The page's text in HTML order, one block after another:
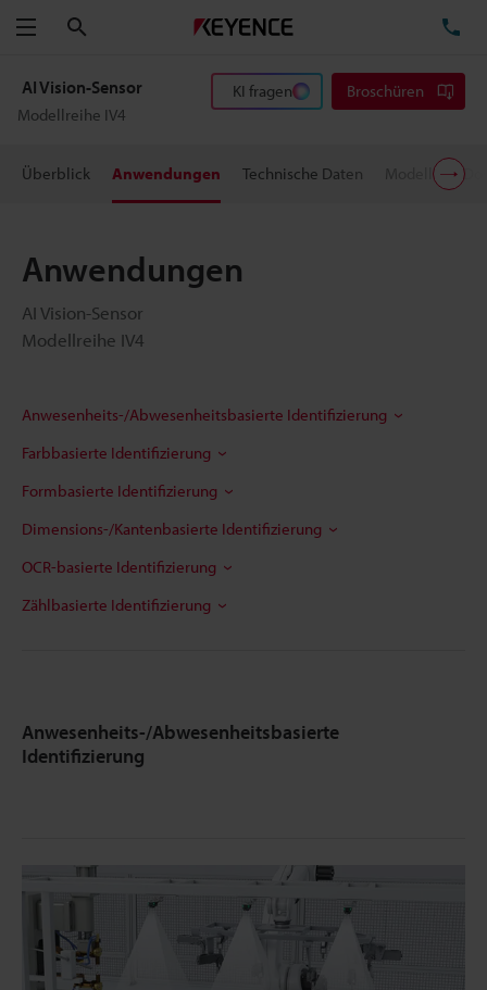
Menü
AI Vision-Sensor
Modellreihe IV4
KI fragen Broschüren
Überblick Anwendungen Technische Daten Modelle
Anwendungen
AI Vision-Sensor
Modellreihe IV4
Anwesenheits-/Abwesenheitsbasierte Identifizierung
Farbbasierte Identifizierung
Formbasierte Identifizierung
Dimensions-/Kantenbasierte Identifizierung
OCR-basierte Identifizierung
Zählbasierte Identifizierung
Anwesenheits-/Abwesenheitsbasierte
Identifizierung